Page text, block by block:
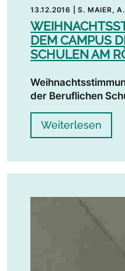
13.12.2016 |S. MAIER,
DEM CAMPUS
SCHULEN AM
der Beruflichen
Weiterlesen